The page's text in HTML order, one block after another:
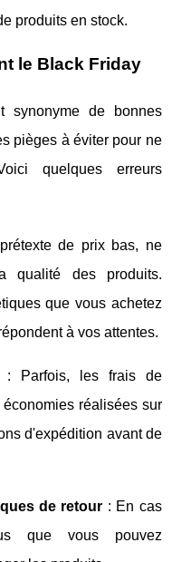
produits en stock.
le Black Friday
synonyme de bonnes
pièges à éviter pour ne
quelques erreurs
de prix bas, ne
qualité des produits.
que vous achetez
à vos attentes.
Parfois, les frais de
réalisées sur
d'expédition avant de
de retour : En cas
que vous pouvez